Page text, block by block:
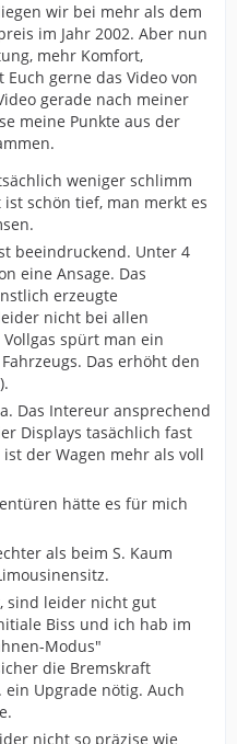
wir bei mehr als dem
im Jahr 2002. Aber nun
mehr Komfort,
gerne das Video von
gerade nach meiner
meine Punkte aus der
weniger schlimm
schön tief, man merkt es
beeindruckend. Unter 4
eine Ansage. Das
erzeugte
nicht bei allen
spürt man ein
Das erhöht den
Das Intereur ansprechend
Displays tasächlich fast
der Wagen mehr als voll
hätte es für mich
als beim S. Kaum
sind leider nicht gut
Biss und ich hab im
Modus"
die Bremskraft
ein Upgrade nötig. Auch
nicht so präzise wie